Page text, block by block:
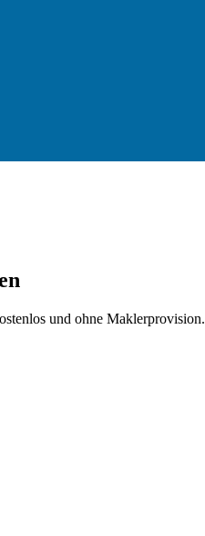
und ohne Maklerprovision.